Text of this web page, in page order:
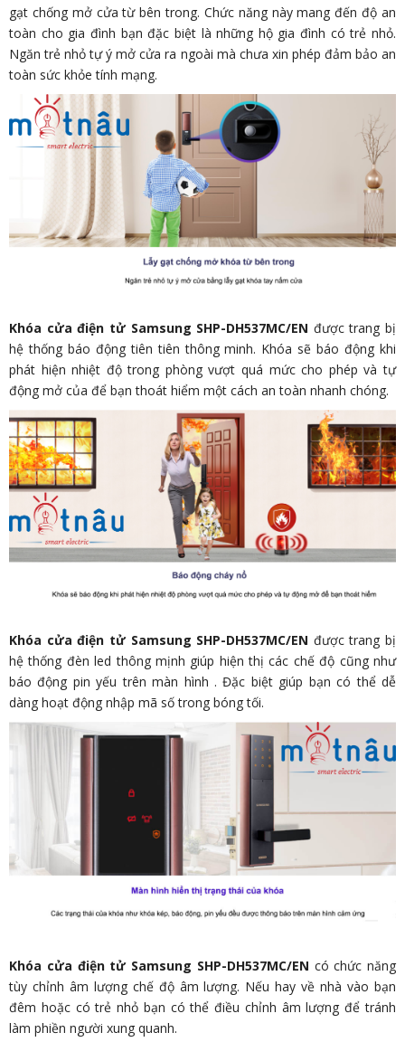
gạt chống mở cửa từ bên trong. Chức năng này mang đến độ an
toàn cho gia đình bạn đặc biệt là những hộ gia đình có trẻ nhỏ.
Ngăn trẻ nhỏ tự ý mở cửa ra ngoài mà chưa xin phép đảm bảo an
toàn sức khỏe tính mạng.
Khóa cửa điện tử Samsung SHP-DH537MC/EN được trang bị
hệ thống báo động tiên tiên thông minh. Khóa sẽ báo động khi
phát hiện nhiệt độ trong phòng vượt quá mức cho phép và tự
động mở của để bạn thoát hiểm một cách an toàn nhanh chóng.
Khóa cửa điện tử Samsung SHP-DH537MC/EN được trang bị
hệ thống đèn led thông mịnh giúp hiện thị các chế độ cũng như
báo động pin yếu trên màn hình . Đặc biệt giúp bạn có thể dễ
dàng hoạt động nhập mã số trong bóng tối.
Khóa cửa điện tử Samsung SHP-DH537MC/EN có chức năng
tùy chỉnh âm lượng chế độ âm lượng. Nếu hay về nhà vào bạn
đêm hoặc có trẻ nhỏ bạn có thể điều chỉnh âm lượng để tránh
làm phiền người xung quanh.